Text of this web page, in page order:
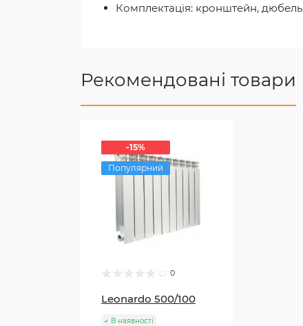
Комплектація: кронштейн, дюбель
Рекомендовані товари
-15%-15%
Популярний
0
Leonardo 500/100
В наявності